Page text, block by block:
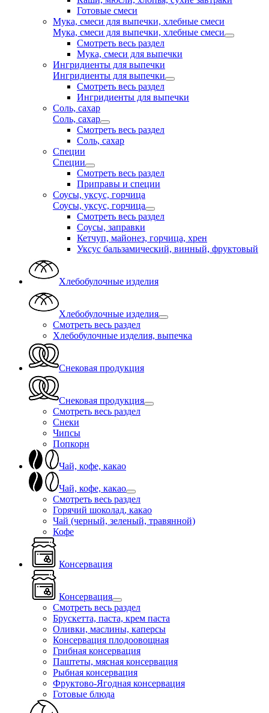
Готовые смеси
Мука, смеси для выпечки, хлебные смеси
Мука, смеси для выпечки, хлебные смеси
Смотреть весь раздел
Мука, смеси для выпечки
Ингридиенты для выпечки
Ингридиенты для выпечки
Смотреть весь раздел
Ингридиенты для выпечки
Соль, сахар
Соль, сахар
Смотреть весь раздел
Соль, сахар
Специи
Специи
Смотреть весь раздел
Приправы и специи
Соусы, уксус, горчица
Соусы, уксус, горчица
Смотреть весь раздел
Соусы, заправки
Кетчуп, майонез, горчица, хрен
Уксус бальзамический, винный, фруктовый
Хлебобулочные изделия
Хлебобулочные изделия
Смотреть весь раздел
Хлебобулочные изделия, выпечка
Снековая продукция
Снековая продукция
Смотреть весь раздел
Снеки
Чипсы
Попкорн
Чай, кофе, какао
Чай, кофе, какао
Смотреть весь раздел
Горячий шоколад, какао
Чай (черный, зеленый, травянной)
Кофе
Консервация
Консервация
Смотреть весь раздел
Брускетта, паста, крем паста
Оливки, маслины, каперсы
Консервация плодоовощная
Грибная консервация
Паштеты, мясная консервация
Рыбная консервация
Фруктово-Ягодная консервация
Готовые блюда